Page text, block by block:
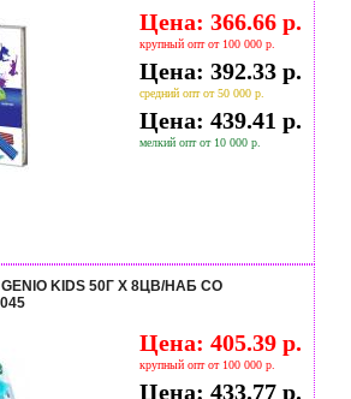
Цена: 366.66 р.
крупный опт от 100 000 р.
Цена: 392.33 р.
средний опт от 50 000 р.
Цена: 439.41 р.
мелкий опт от 10 000 р.
KIDS 50Г Х 8ЦВ/НАБ СО
Цена: 405.39 р.
крупный опт от 100 000 р.
Цена: 433.77 р.